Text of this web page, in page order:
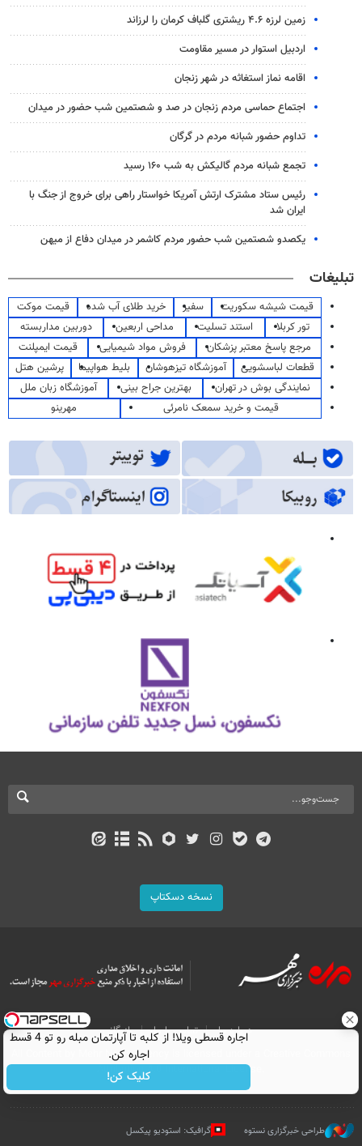
زمین لرزه ۴.۶ ریشتری گلباف کرمان را لرزاند
اردبیل استوار در مسیر مقاومت
اقامه نماز استغاثه در شهر زنجان
اجتماع حماسی مردم زنجان در صد و شصتمین شب حضور در میدان
تداوم حضور شبانه مردم در گرگان
تجمع شبانه مردم گالیکش به شب ۱۶۰ رسید
رئیس ستاد مشترک ارتش آمریکا خواستار راهی برای خروج از جنگ با
ایران شد
یکصدو شصتمین شب حضور مردم کاشمر در میدان دفاع از میهن
تبلیغات
قیمت شیشه سکوریت سفیر خرید طلای آب شده
قیمت موکت
تور کربلا
استند تسلیت مداحی اربعین
دوربین مداربسته
مرجع پاسخ معتبر پزشکان
فروش مواد شیمیایی
قیمت ایمپلنت
قطعات لباسشویی
آموزشگاه تیزهوشان بلیط هواپیما
پرشین هتل
نمایندگی بوش در تهران
بهترین جراح بینی
آموزشگاه زبان ملل
قیمت و خرید سمعک نامرئی
مهرینو
نسخه دسکتاپ
درباره ما تماس با ما
بازرگانی
All Content by Mehr News Agency is licensed under a Creative Commons
Attribution 4.0 International License.
طراحی خبرگزاری نستوه گرافیک: استودیو پیکسل
اجاره‌ قسطی ویلا! از کلبه تا آپارتمان مبله رو تو 4 قسط
اجاره کن.
کلیک کن!